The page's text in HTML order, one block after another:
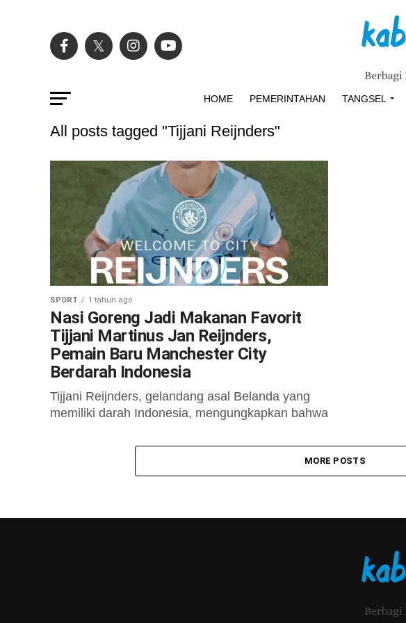
HOME PEMERINTAHAN TANGSEL
All posts tagged "Tijjani Reijnders"
SPORT 1 tahun ago
Nasi Goreng Jadi Makanan Favorit
Tijjani Martinus Jan Reijnders,
Pemain Baru Manchester City
Berdarah Indonesia
Tijjani Reijnders, gelandang asal Belanda yang
memiliki darah Indonesia, mengungkapkan bahwa
disampaikan dalam sebuah video tanya jawab
MORE POSTS